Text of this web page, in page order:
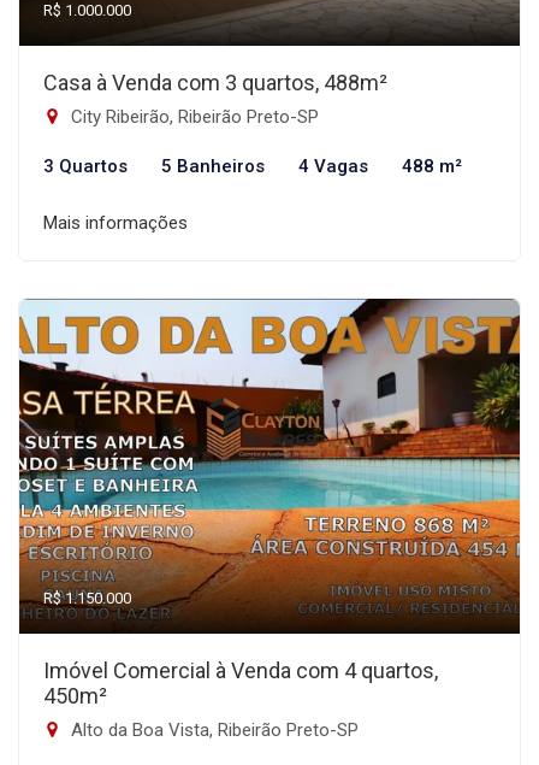
R$ 1.000.000
Casa à Venda com 3 quartos, 488m²
City Ribeirão, Ribeirão Preto-SP
3 Quartos 5 Banheiros 4 Vagas 488 m²
Mais informações
R$ 1.150.000
Imóvel Comercial à Venda com 4 quartos,
450m²
Alto da Boa Vista, Ribeirão Preto-SP